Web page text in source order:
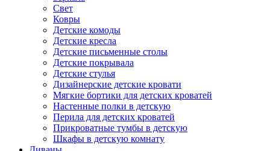
Свет
Ковры
Детские комоды
Детские кресла
Детские письменные столы
Детские покрывала
Детские стулья
Дизайнерские детские кровати
Мягкие бортики для детских кроватей
Настенные полки в детскую
Перила для детских кроватей
Прикроватные тумбы в детскую
Шкафы в детскую комнату